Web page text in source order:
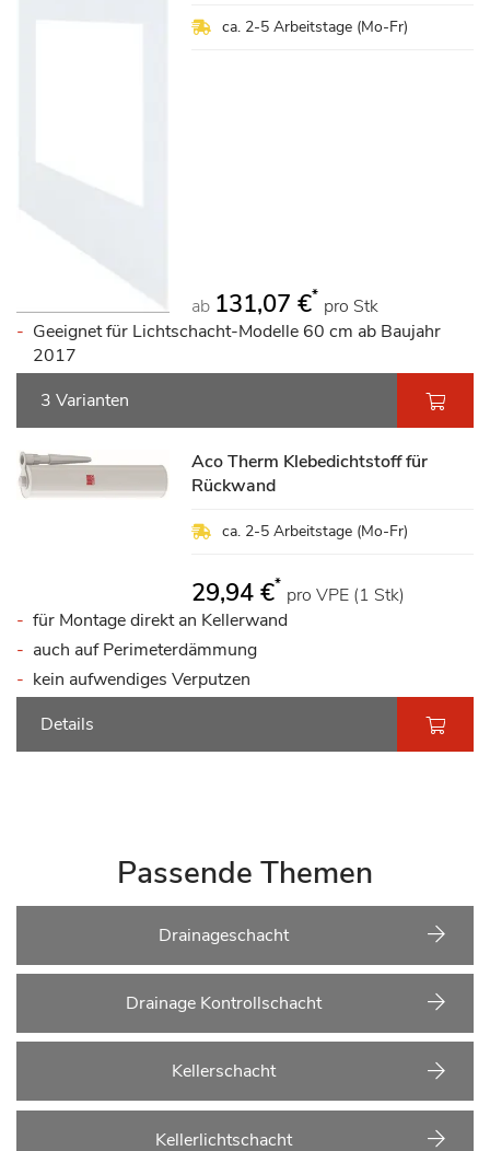
ca. 2-5 Arbeitstage (Mo-Fr)
ab 131,07 €* pro Stk
Geeignet für Lichtschacht-Modelle 60 cm ab Baujahr
2017
3 Varianten
Aco Therm Klebedichtstoff für
Rückwand
ca. 2-5 Arbeitstage (Mo-Fr)
29,94 €* pro VPE (1 Stk)
für Montage direkt an Kellerwand
auch auf Perimeterdämmung
kein aufwendiges Verputzen
Details
Passende Themen
Drainageschacht
Drainage Kontrollschacht
Kellerschacht
Kellerlichtschacht